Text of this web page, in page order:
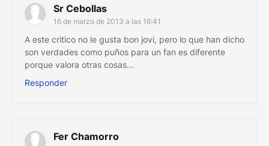
Sr Cebollas
16 de marzo de 2013 a las 16:41
A este critico no le gusta bon jovi, pero lo que han dicho
son verdades como puños para un fan es diferente
porque valora otras cosas...
Responder
Fer Chamorro